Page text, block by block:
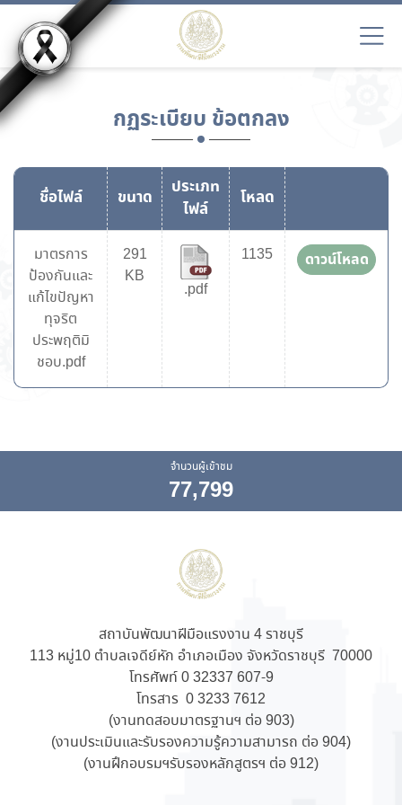
กฏระเบียบ ข้อตกลง
ชื่อไฟล์ ขนาด
ประเภท
ไฟล์
โหลด
มาตรการ
ป้องกันและ
แก้ไขปัญหา
ทุจริต
ประพฤติมิ
ชอบ.pdf
291
KB
.pdf
1135 ดาวน์โหลด
จำนวนผู้เข้าชม
77,799
สถาบันพัฒนาฝีมือแรงงาน 4 ราชบุรี
113 หมู่10 ตำบลเจดีย์หัก อำเภอเมือง จังหวัดราชบุรี 70000
โทรศัพท์ 0 32337 607-9
โทรสาร 0 3233 7612
(งานทดสอบมาตรฐานฯ ต่อ 903)
(งานประเมินและรับรองความรู้ความสามารถ ต่อ 904)
(งานฝึกอบรมฯรับรองหลักสูตรฯ ต่อ 912)